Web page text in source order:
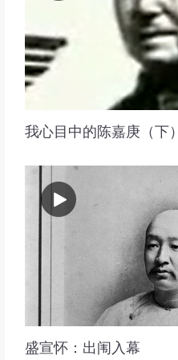
我心目中的陈嘉庚（下）
盛宣怀：出闱入幕